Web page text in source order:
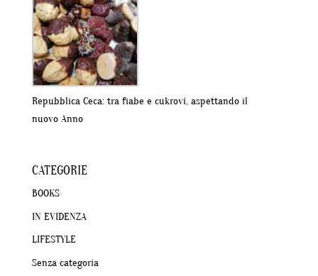
Repubblica Ceca: tra fiabe e cukroví, aspettando il
nuovo Anno
CATEGORIE
BOOKS
IN EVIDENZA
LIFESTYLE
Senza categoria